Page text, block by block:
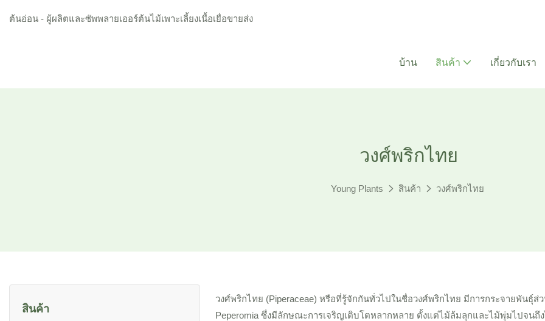
ต้นอ่อน - ผู้ผลิตและซัพพลายเออร์ต้นไม้เพาะเลี้ยงเนื้อเยื่อขายส่ง
บ้าน สินค้า เกี่ยวกับเรา
วงศ์พริกไทย
Young Plants สินค้า วงศ์พริกไทย
สินค้า
วงศ์พริกไทย (Piperaceae) หรือที่รู้จักกันทั่วไปในชื่อวงศ์พริกไทย มีการกระจายพันธุ์
Peperomia ซึ่งมีลักษณะการเจริญเติบโตหลากหลาย ตั้งแต่ไม้ล้มลุกและไม้พุ่มไปจนถึ